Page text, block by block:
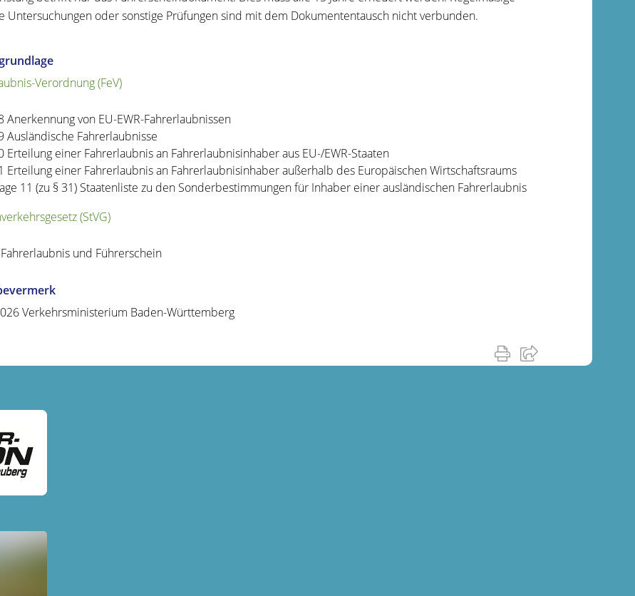
Untersuchungen oder sonstige Prüfungen sind mit dem Dokumententausch nicht verbunden.
Verordnung (FeV)
Anerkennung von EU-EWR-Fahrerlaubnissen
Ausländische Fahrerlaubnisse
Erteilung einer Fahrerlaubnis an Fahrerlaubnisinhaber aus EU-/EWR-Staaten
Erteilung einer Fahrerlaubnis an Fahrerlaubnisinhaber außerhalb des Europäischen Wirtschaftsraums
11 (zu § 31) Staatenliste zu den Sonderbestimmungen für Inhaber einer ausländischen Fahrerlaubnis
(StVG)
und Führerschein
Verkehrsministerium Baden-Württemberg